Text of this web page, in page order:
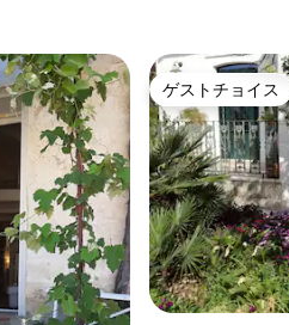
す。 ゲストチョイス
ゲストチョイス